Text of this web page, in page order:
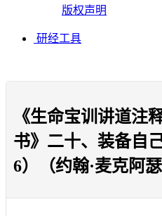
版权声明
研经工具
《生命宝训讲道
书》二十、装备自
6）（约翰·麦克阿瑟